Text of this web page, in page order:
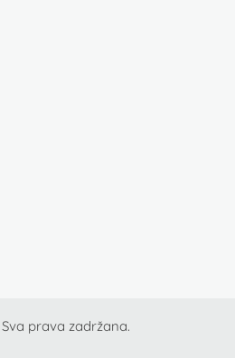
Sva prava zadržana.